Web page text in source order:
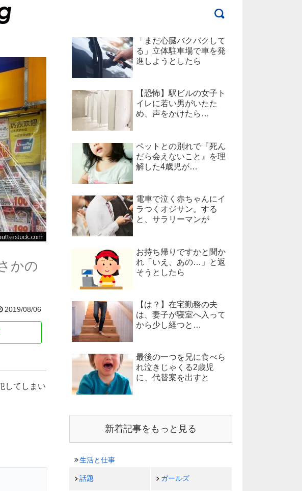
かの
2019/08/06
してしまい
「まだ心臓バクバクして
る」立体駐車場で車を発
進しようとしたら
【恐怖】駅ビルの女子ト
イレに若い男がいたた
め、声をかけたら…
ペットとの別れで『死ん
だら会えないこと』を理
解した4歳児が…
電車で泣く赤ちゃんにイ
ラつくオジサン。する
と、サラリーマンが
お持ち帰りですかと聞か
れ「いえ、あの…」と返
そうとしたら
【は？】在宅勤務の夫
は、妻子が寝室へ入って
から少し経つと…
最後の一つを兄に食べら
れ泣きじゃくる2歳児
に、代替案を出すと
新着記事をもっと見る
生活と仕事
話題 ガールズ